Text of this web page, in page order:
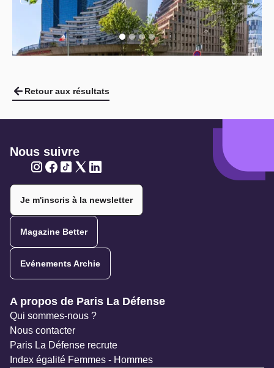
Retour aux résultats
Nous suivre
Je m'inscris à la newsletter
Magazine Better
Evénements Archie
Navigation secondaire
A propos de Paris La Défense
Qui sommes-nous ?
Nous contacter
Paris La Défense recrute
Index égalité Femmes - Hommes